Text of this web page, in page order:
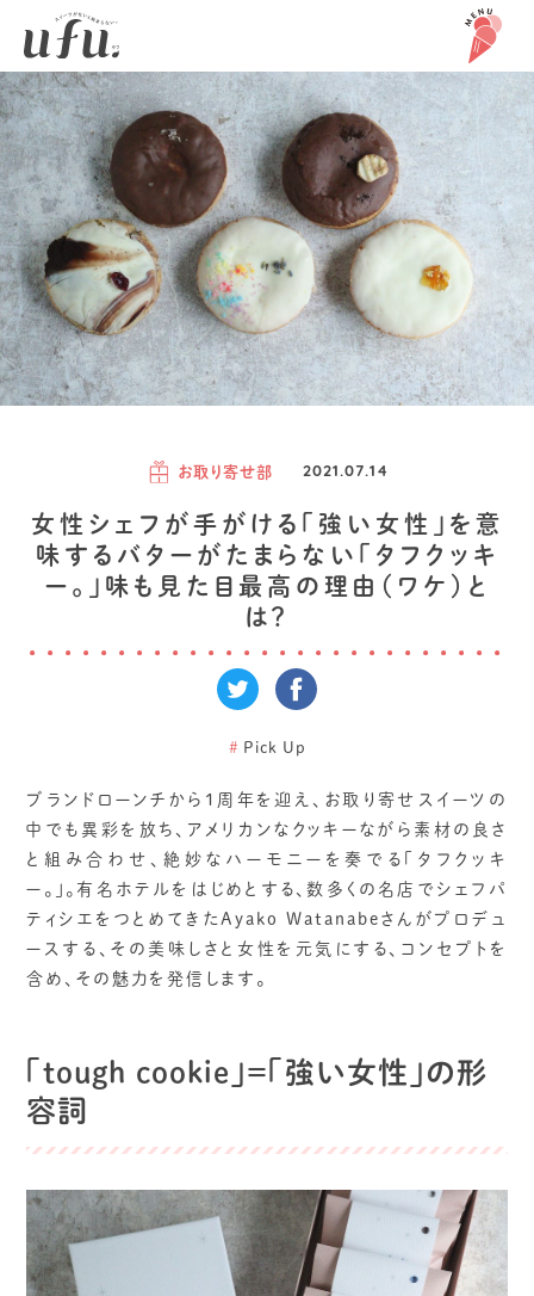
お取り寄せ部 2021.07.14
女性シェフが手がける「強い女性」を意
味するバターがたまらない「タフクッキ
ー。」味も見た目最高の理由（ワケ）と
は？
# Pick Up
ブランドローンチから1周年を迎え、お取り寄せスイーツの
中でも異彩を放ち、アメリカンなクッキーながら素材の良さ
と組み合わせ、絶妙なハーモニーを奏でる「タフクッキ
ー。」。有名ホテルをはじめとする、数多くの名店でシェフパ
ティシエをつとめてきたAyako Watanabeさんがプロデュ
ースする、その美味しさと女性を元気にする、コンセプトを
含め、その魅力を発信します。
「tough cookie」＝「強い女性」の形
容詞